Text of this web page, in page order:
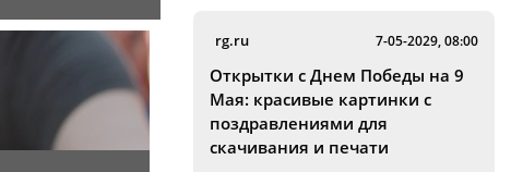
rg.ru 7-05-2029, 08:00
Открытки с Днем Победы на 9
Мая: красивые картинки с
поздравлениями для
скачивания и печати